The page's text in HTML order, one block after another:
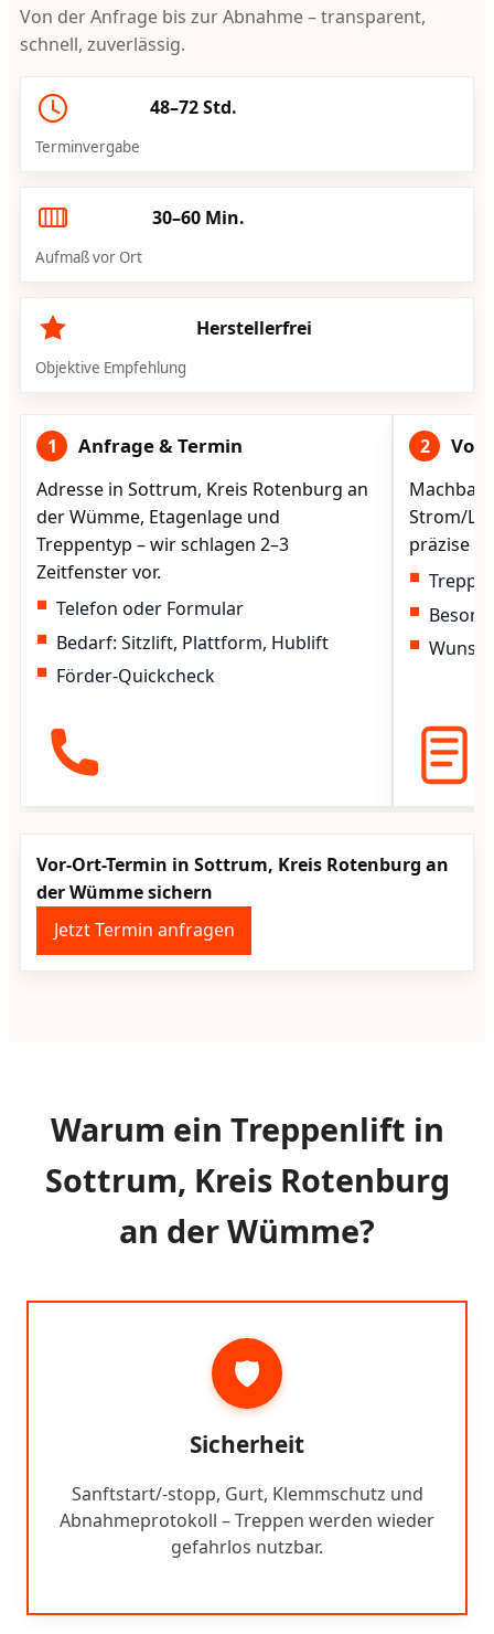
Von der Anfrage bis zur Abnahme – transparent,
schnell, zuverlässig.
48–72 Std.
Terminvergabe
30–60 Min.
Aufmaß vor Ort
Herstellerfrei
Objektive Empfehlung
1 Anfrage & Termin
Adresse in Sottrum, Kreis Rotenburg an
der Wümme, Etagenlage und
Treppentyp – wir schlagen 2–3
Zeitfenster vor.
Telefon oder Formular
Bedarf: Sitzlift, Plattform, Hublift
Förder-Quickcheck
2
Strom/
präzise
Vor-Ort-Termin in Sottrum, Kreis Rotenburg an
der Wümme sichern
Jetzt Termin anfragen
Warum ein Treppenlift in
Sottrum, Kreis Rotenburg
an der Wümme?
🛡️
Sicherheit
Sanftstart/-stopp, Gurt, Klemmschutz und
Abnahmeprotokoll – Treppen werden wieder
gefahrlos nutzbar.